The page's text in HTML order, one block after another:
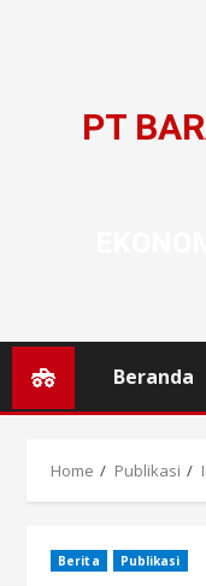
PT
Beranda
Home Publikasi
Berita Publikasi